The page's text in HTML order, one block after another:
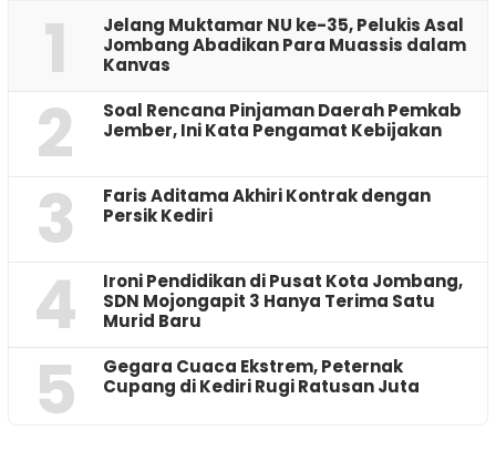
1
Jelang Muktamar NU ke-35, Pelukis Asal
Jombang Abadikan Para Muassis dalam
Kanvas
2
‎Soal Rencana Pinjaman Daerah Pemkab
Jember, Ini Kata Pengamat Kebijakan ‎
3
Faris Aditama Akhiri Kontrak dengan
Persik Kediri
4
Ironi Pendidikan di Pusat Kota Jombang,
SDN Mojongapit 3 Hanya Terima Satu
Murid Baru
5
‎Gegara Cuaca Ekstrem, Peternak
Cupang di Kediri Rugi Ratusan Juta